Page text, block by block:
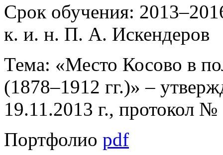
Срок обучения:
к. и. н. П. А. Искендеров
Тема: «Место Косово в
(1878–1912 гг.)» –
19.11.2013 г., протокол №
Портфолио pdf